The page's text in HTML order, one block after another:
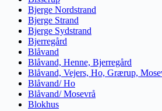
Bjerge Nordstrand
Bjerge Strand
Bjerge Sydstrand
Bjerregård
Blåvand
Blåvand, Henne, Bjerregård
Blåvand, Vejers, Ho, Grærup,
Blåvand/ Ho
Blåvand/ Mosevrå
Blokhus